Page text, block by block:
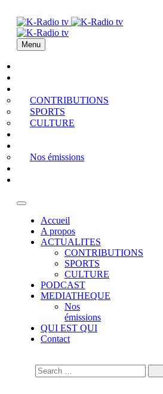
Menu
CONTRIBUTIONS
SPORTS
CULTURE
Nos émissions
Accueil
A propos
ACTUALITES
CONTRIBUTIONS
SPORTS
CULTURE
PODCAST
MEDIATHEQUE
Nos
émissions
QUI EST QUI
Contact